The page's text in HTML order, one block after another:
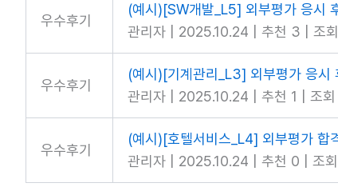
우수후기
(예시)[SW개발_L5] 외부평가 응시
관리자
2025.10.24 추천 3 조
우수후기
(예시)[기계관리_L3] 외부평가 응시
관리자
2025.10.24 추천 1 조
우수후기
(예시)[호텔서비스_L4] 외부평가 합
관리자
2025.10.24 추천 0 조